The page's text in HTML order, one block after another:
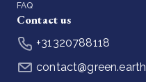
FAQ
Contact us
+31320788118
contact@green.earth